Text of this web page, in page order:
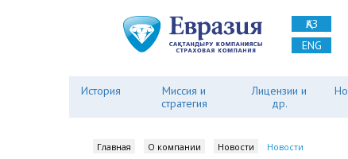
ҚАЗ
ENG
История
Миссия и
стратегия
Лицензии и
др.
Главная О компании Новости Новости